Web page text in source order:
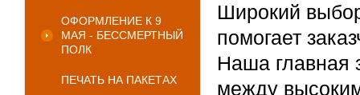
ОФОРМЛЕНИЕ К 9
МАЯ - БЕССМЕРТНЫЙ
ПОЛК
ПЕЧАТЬ НА ПАКЕТАХ
Широкий
помогает
Наша главная
между